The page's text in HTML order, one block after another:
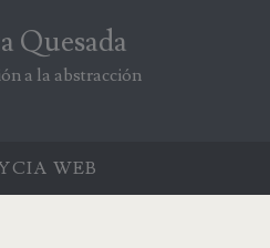
Quesada
a la abstracción
WEB